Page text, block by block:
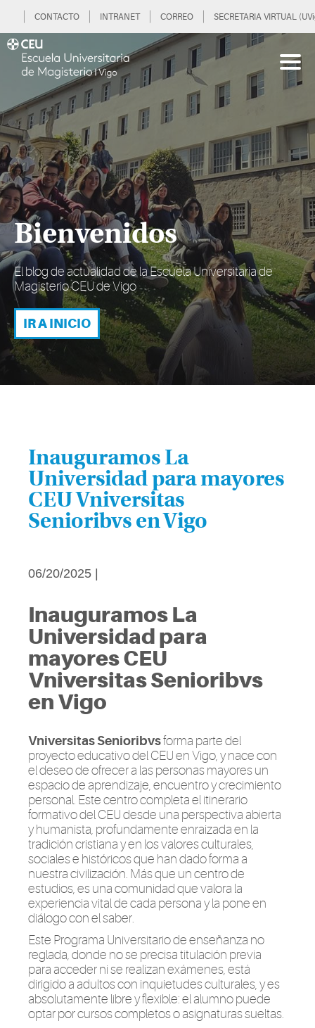
CONTACTO INTRANET CORREO SECRETARIA VIRTUAL
Bienvenidos
El blog de actualidad de la Escuela Universitaria de
Magisterio CEU de Vigo
IR A INICIO
Inauguramos La
Universidad para mayores
CEU Vniversitas
Senioribvs en Vigo
06/20/2025 |
Inauguramos La
Universidad para
mayores CEU
Vniversitas Senioribvs
en Vigo
Vniversitas Senioribvsforma parte del
proyecto educativo del CEU en Vigo, y nace con
el deseo de ofrecer a las personas mayores un
espacio de aprendizaje, encuentro y crecimiento
personal. Este centro completa el itinerario
formativo del CEU desde una perspectiva abierta
y humanista, profundamente enraizada en la
tradición cristiana y en los valores culturales,
sociales e históricos que han dado forma a
nuestra civilización. Más que un centro de
estudios, es una comunidad que valora la
experiencia vital de cada persona y la pone en
diálogo con el saber.
Este Programa Universitario de enseñanza no
reglada, donde no se precisa titulación previa
para acceder ni se realizan exámenes, está
dirigido a adultos con inquietudes culturales, y es
absolutamente libre y flexible: el alumno puede
optar por cursos completos o asignaturas sueltas.